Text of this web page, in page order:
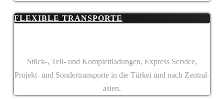
FLEXIBLE TRANSPORTE
Stück-, Teil- und Komplett­­ladungen, Express Service,
Projekt- und Sonder­transporte in die Türkei und nach Zentral­
asien.